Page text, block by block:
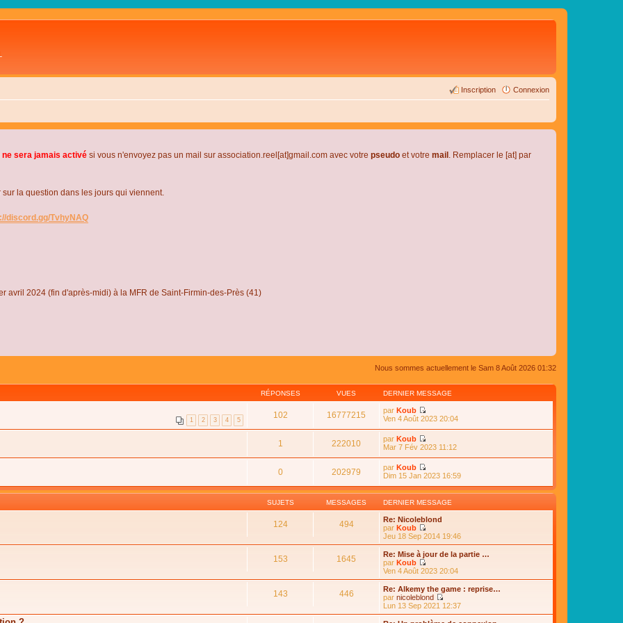
Connexion
Inscription
sera jamais activé si vous n'envoyez pas un mail sur association.reel[at]gmail.com avec votre pseudo et votre mail . Remplacer le [at] par
la question dans les jours qui viennent.
discord.gg/TvhyNAQ
avril 2024 (fin d'après-midi) à la MFR de Saint-Firmin-des-Près (41)
Nous sommes actuellement le Sam 8 Août 2026 01:32
RÉPONSES VUES DERNIER MESSAGE
1 2 3 4 5 102 16777215 par Koub
C
u
l
e
l
e
d
e
n
r
m
e
s
a
g
e
Ven 4 Août 2023 20:04
1 222010 par Koub
C
u
l
t
e
r
l
d
e
r
i
e
r
m
e
s
s
Mar 7 Fév 2023 11:12
0 202979 par Koub
C
n
s
u
l
t
e
r
e
e
r
n
i
e
r
Dim 15 Jan 2023 16:59
SUJETS MESSAGES DERNIER MESSAGE
124 494
Re: Nicoleblond
par Koub
C
o
n
s
u
l
e
r
l
Jeu 18 Sep 2014 19:46
153 1645
Re: Mise à jour de la partie …
par Koub
C
o
n
s
u
l
t
Ven 4 Août 2023 20:04
143 446
Re: Alkemy the game : reprise…
par nicoleblond
C
o
n
Lun 13 Sep 2021 12:37